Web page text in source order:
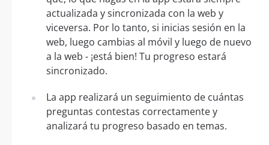
actualizada y sincronizada con la web y
viceversa. Por lo tanto, si inicias sesión en la
web, luego cambias al móvil y luego de nuevo
a la web - ¡está bien! Tu progreso estará
sincronizado.
La app realizará un seguimiento de cuántas
preguntas contestas correctamente y
analizará tu progreso basado en temas.